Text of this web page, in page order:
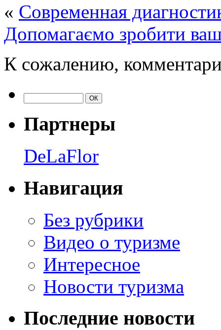
« Современная
Допомагаємо зробити
К сожалению,
Партнеры
DeLaFlor
Навигация
Без рубрики
Видео о туризме
Интересное
Новости туризма
Последние новости